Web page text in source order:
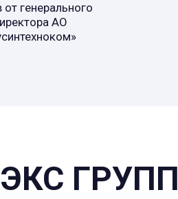
генерального
АО
ГРУПП